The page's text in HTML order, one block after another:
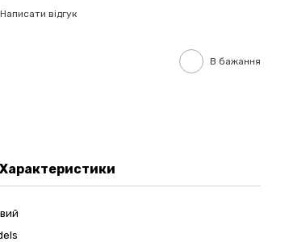
Написати відгук
В бажання
Характеристики